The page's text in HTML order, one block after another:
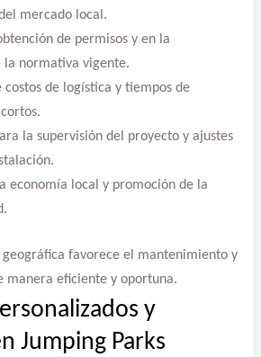
mercado local.
de permisos y en la
la normativa vigente.
costos de logística y tiempos de
la supervisión del proyecto y ajustes
economía local y promoción de la
favorece el mantenimiento y
manera eficiente y oportuna.
y
Jumping Parks